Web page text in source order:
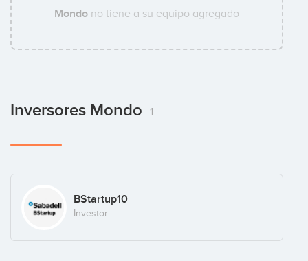
Mondo no tiene a su equipo agregado
Inversores Mondo 1
BStartup10
Investor